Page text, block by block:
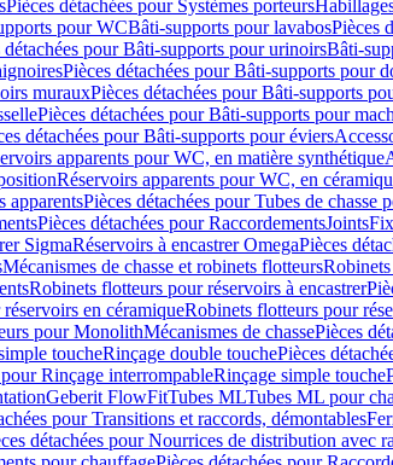
Pièces détachées pour Systèmes porteurs
pour WCBâti-supports pour lavabosPièces
détachées pour Bâti-supports pour urinoirsBâti-
Pièces détachées pour Bâti-supports pour
murauxPièces détachées pour Bâti-supports
Pièces détachées pour Bâti-supports pour
détachées pour Bâti-supports pour éviers
apparents pour WC, en matière synthétique
Réservoirs apparents pour WC, en
apparentsPièces détachées pour Tubes de chasse
Pièces détachées pour RaccordementsJoints
SigmaRéservoirs à encastrer OmegaPièces
Mécanismes de chasse et robinets flotteurs
Robinets flotteurs pour réservoirs à encastrer
en céramiqueRobinets flotteurs pour
pour MonolithMécanismes de chassePièces
toucheRinçage double touchePièces
pour Rinçage interrompableRinçage simple touche
Geberit FlowFitTubes MLTubes ML pour
pour Transitions et raccords, démontables
détachées pour Nourrices de distribution avec